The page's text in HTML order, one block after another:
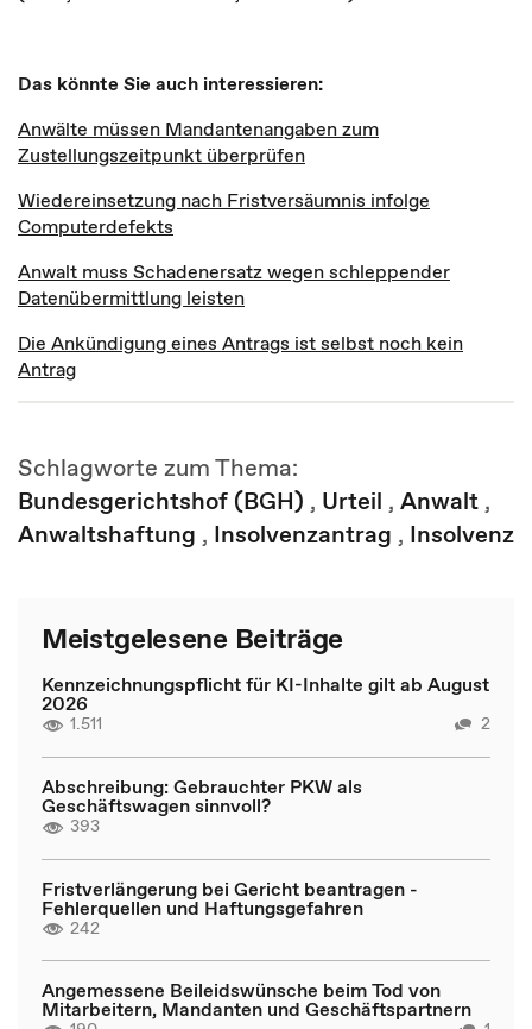
Das könnte Sie auch interessieren:
Anwälte müssen Mandantenangaben zum
Zustellungszeitpunkt überprüfen
Wiedereinsetzung nach Fristversäumnis infolge
Computerdefekts
Anwalt muss Schadenersatz wegen schleppender
Datenübermittlung leisten
Die Ankündigung eines Antrags ist selbst noch kein
Antrag
Schlagworte zum Thema:
Bundesgerichtshof (BGH) , Urteil , Anwalt ,
Anwaltshaftung , Insolvenzantrag , Insolvenz
Meistgelesene Beiträge
Kennzeichnungspflicht für KI-Inhalte gilt ab August
2026
1.511 2
Abschreibung: Gebrauchter PKW als
Geschäftswagen sinnvoll?
393
Fristverlängerung bei Gericht beantragen -
Fehlerquellen und Haftungsgefahren
242
Angemessene Beileidswünsche beim Tod von
Mitarbeitern, Mandanten und Geschäftspartnern